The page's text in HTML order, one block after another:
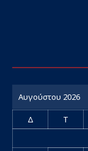
Αυγούστου 2026
Δ Τ